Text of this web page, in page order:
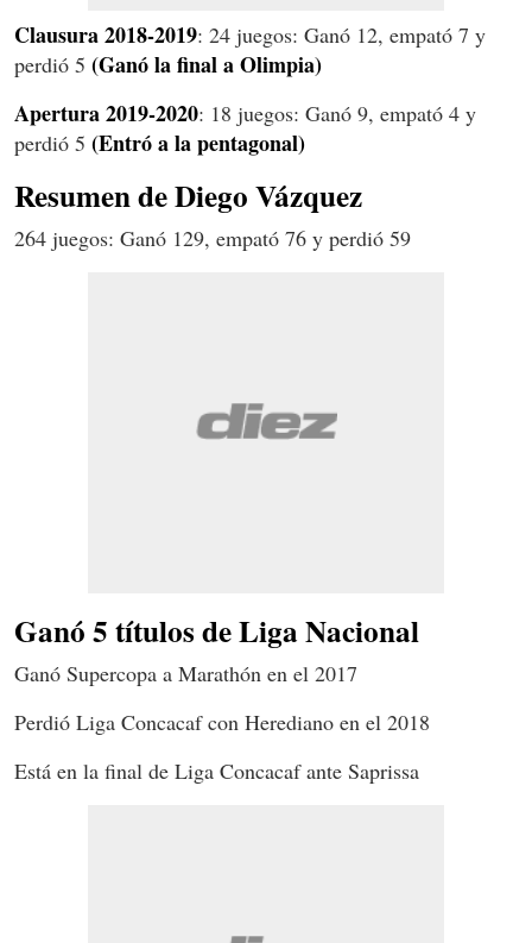
Clausura 2018-2019: 24 juegos: Ganó 12, empató 7 y
perdió 5 (Ganó la final a Olimpia)
Apertura 2019-2020: 18 juegos: Ganó 9, empató 4 y
perdió 5 (Entró a la pentagonal)
Resumen de Diego Vázquez
264 juegos: Ganó 129, empató 76 y perdió 59
Ganó 5 títulos de Liga Nacional
Ganó Supercopa a Marathón en el 2017
Perdió Liga Concacaf con Herediano en el 2018
Está en la final de Liga Concacaf ante Saprissa